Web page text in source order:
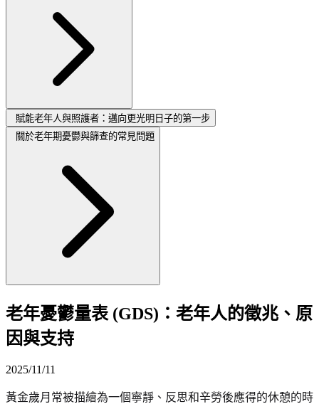
賦能老年人與照護者：邁向更光明日子的第一步
關於老年期憂鬱與篩查的常見問題
老年憂鬱量表 (GDS)：老年人的徵兆、原
因與支持
2025/11/11
黃金歲月常被描繪為一個寧靜、反思和辛勞後應得的休憩的時